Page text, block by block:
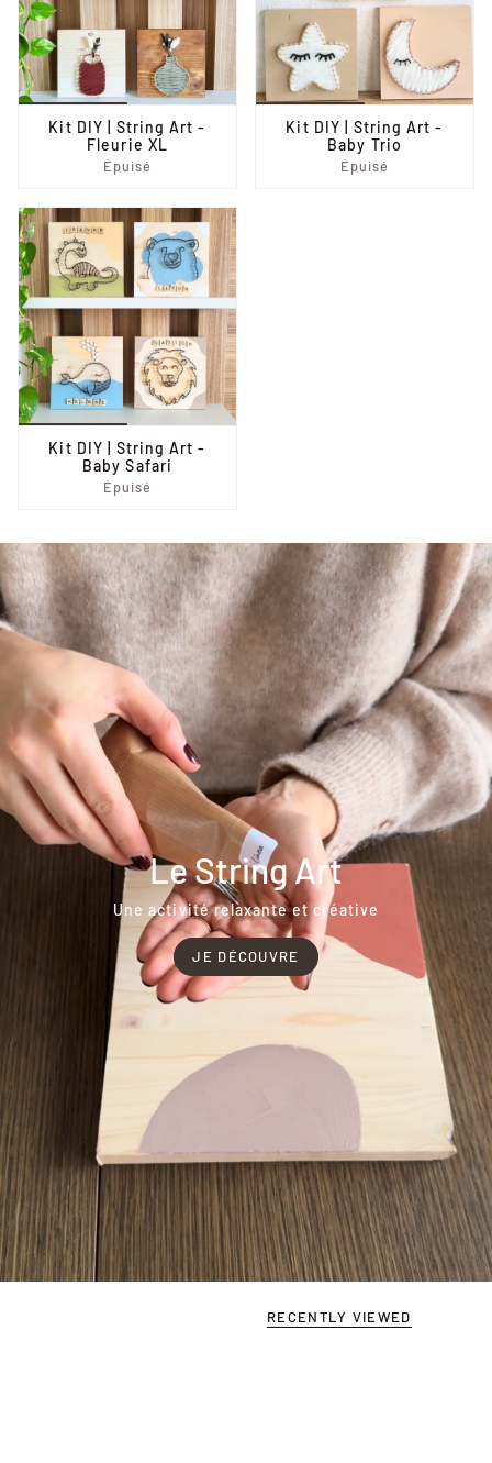
Kit DIY | String Art -
Fleurie XL
Épuisé
Kit DIY | String Art -
Baby Trio
Épuisé
Kit DIY | String Art -
Baby Safari
Épuisé
Le String Art
Une activité relaxante et créative
JE DÉCOUVRE
RECENTLY VIEWED